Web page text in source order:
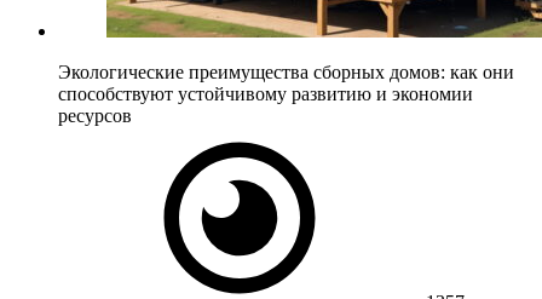
Экологические преимущества сборных домов: как они
способствуют устойчивому развитию и экономии
ресурсов